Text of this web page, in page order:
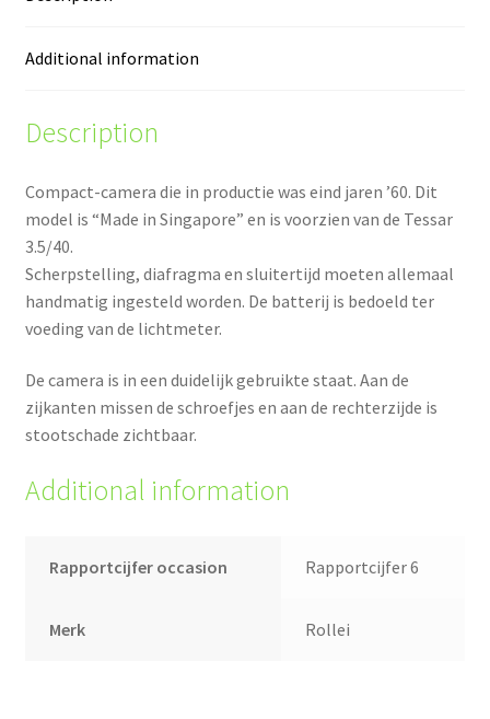
Additional information
Description
Compact-camera die in productie was eind jaren ’60. Dit
model is “Made in Singapore” en is voorzien van de Tessar
3.5/40.
Scherpstelling, diafragma en sluitertijd moeten allemaal
handmatig ingesteld worden. De batterij is bedoeld ter
voeding van de lichtmeter.
De camera is in een duidelijk gebruikte staat. Aan de
zijkanten missen de schroefjes en aan de rechterzijde is
stootschade zichtbaar.
Additional information
Rapportcijfer occasion Rapportcijfer 6
Merk Rollei